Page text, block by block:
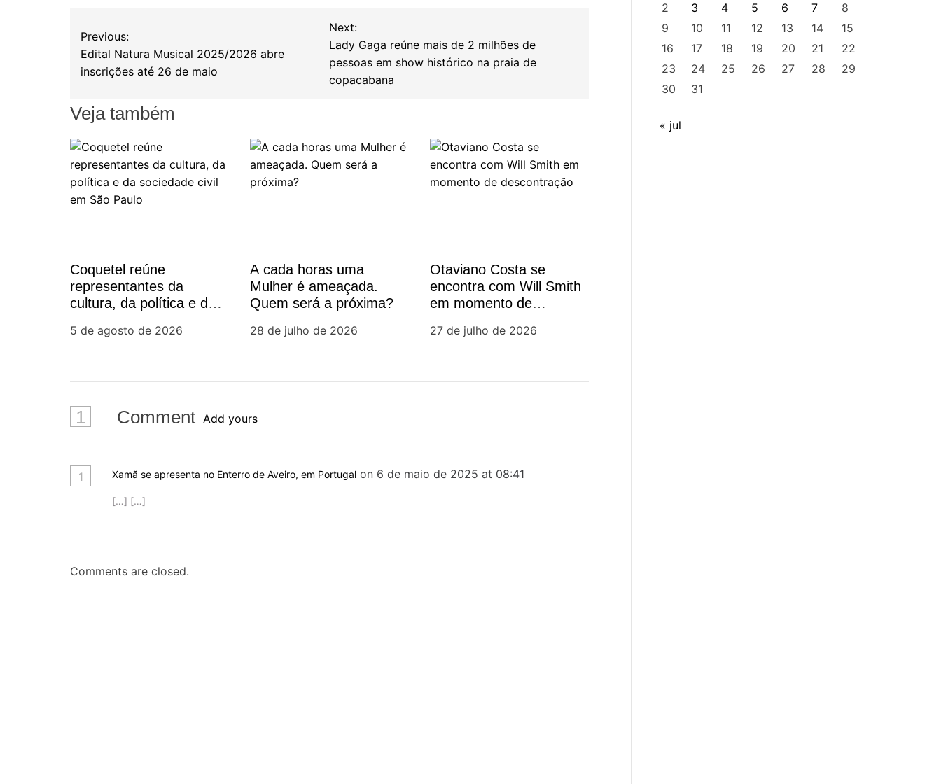
o
r
e
g
a
ã
o
d
o
s
t
Previous:
Edital Natura Musical 2025/2026 abre
inscrições até 26 de maio
Next:
Lady Gaga reúne mais de 2 milhões de
pessoas em show histórico na praia de
copacabana
Veja também
Coquetel reúne
representantes da
cultura, da política e da
Paulo
5 de agosto de 2026
A cada horas uma
Mulher é ameaçada.
Quem será a próxima?
28 de julho de 2026
Otaviano Costa se
encontra com Will Smith
em momento de
27 de julho de 2026
1 Comment Add yours
1 Xamã se apresenta no Enterro de Aveiro, em Portugal on 6 de maio de 2025 at 08:41
[…] […]
Comments are closed.
2
3 4 5 6 7
8
9
10 11 12 13 14
15
16
17 18 19 20 21
22
23
24 25 26 27 28
29
30
31
« jul